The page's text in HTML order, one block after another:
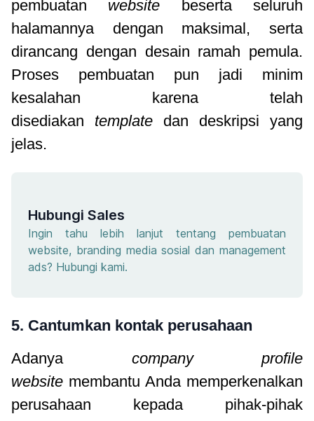
pembuatan website
beserta seluruh
halamannya dengan maksimal, serta
dirancang dengan desain ramah pemula.
Proses pembuatan pun jadi minim
kesalahan karena telah
disediakan template dan deskripsi yang
jelas.
Hubungi Sales
Ingin tahu lebih lanjut tentang pembuatan
website, branding media sosial dan management
ads? Hubungi kami.
5. Cantumkan kontak perusahaan
Adanya company profile
website membantu Anda memperkenalkan
perusahaan kepada pihak-pihak